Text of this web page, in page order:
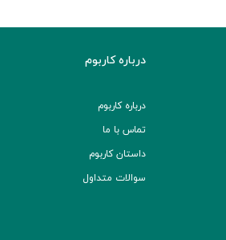
درباره کاربوم
درباره کاربوم
تماس با ما
داستان کاربوم
سوالات متداول